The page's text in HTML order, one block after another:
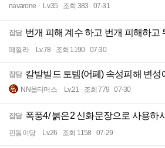
navarone Lv.35 조회 383 07-31
잡담 번개 피해 계수 하고 번개 피해하고
떼낄라 Lv.78 조회 1190 07-30
잡담 칼발빌드 토템(어페) 속성피해 변성
NN옵티머스 Lv.21 조회 779 07-30
잡담 폭풍4/ 붉은2 신화문장으로 사용하
핀돌이당 Lv.26 조회 1158 07-29